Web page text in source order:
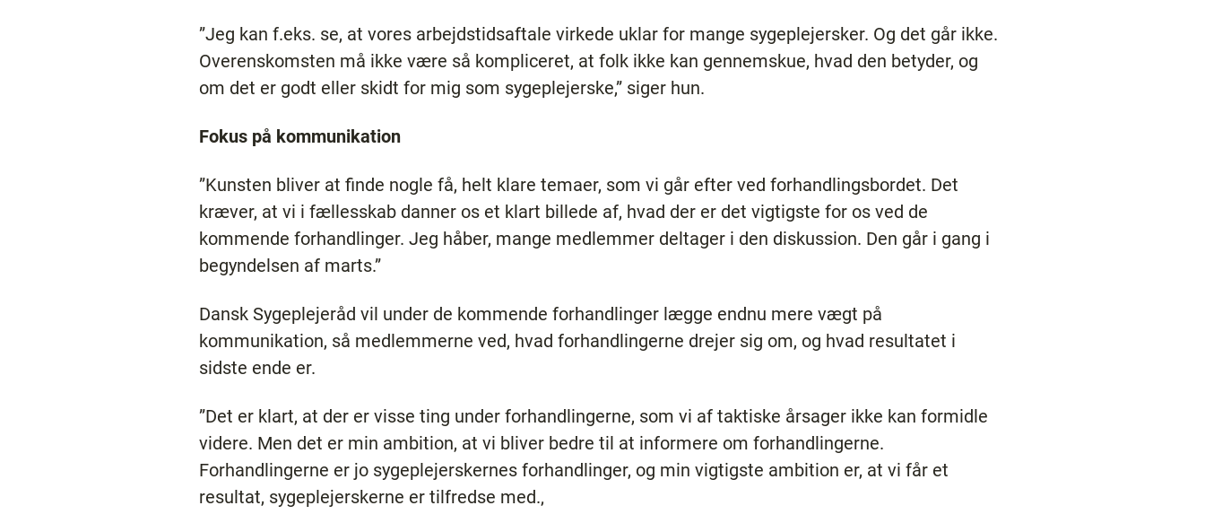
”Jeg kan f.eks. se, at vores arbejdstidsaftale virkede uklar for mange sygeplejersker. Og det går ikke.
Overenskomsten må ikke være så kompliceret, at folk ikke kan gennemskue, hvad den betyder, og
om det er godt eller skidt for mig som sygeplejerske,” siger hun.
Fokus på kommunikation
”Kunsten bliver at finde nogle få, helt klare temaer, som vi går efter ved forhandlingsbordet. Det
kræver, at vi i fællesskab danner os et klart billede af, hvad der er det vigtigste for os ved de
kommende forhandlinger. Jeg håber, mange medlemmer deltager i den diskussion. Den går i gang i
begyndelsen af marts.”
Dansk Sygeplejeråd vil under de kommende forhandlinger lægge endnu mere vægt på
kommunikation, så medlemmerne ved, hvad forhandlingerne drejer sig om, og hvad resultatet i
sidste ende er.
”Det er klart, at der er visse ting under forhandlingerne, som vi af taktiske årsager ikke kan formidle
videre. Men det er min ambition, at vi bliver bedre til at informere om forhandlingerne.
Forhandlingerne er jo sygeplejerskernes forhandlinger, og min vigtigste ambition er, at vi får et
resultat, sygeplejerskerne er tilfredse med.‚